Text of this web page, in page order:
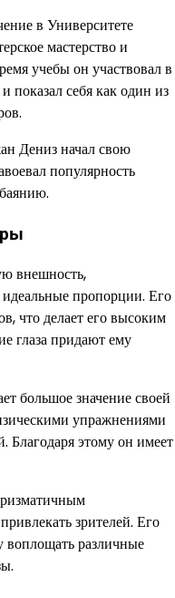
в Университете
мастерство и
учебы он участвовал в
показал себя как один из
Дениз начал свою
популярность
внешность,
пропорции. Его
что делает его высоким
глаза придают ему
большое значение своей
упражнениями
Благодаря этому он имеет
зрителей. Его
различные